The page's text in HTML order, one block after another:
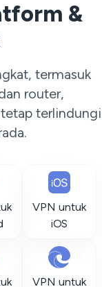
&
termasuk
router,
terlindungi
VPN untuk
iOS
VPN untuk